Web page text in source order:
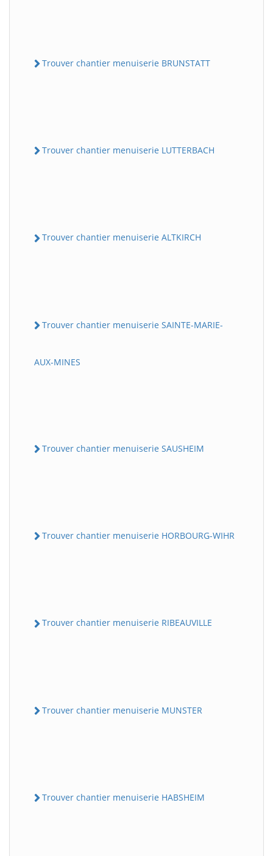
Trouver chantier menuiserie BRUNSTATT
Trouver chantier menuiserie LUTTERBACH
Trouver chantier menuiserie ALTKIRCH
Trouver chantier menuiserie SAINTE-MARIE-
AUX-MINES
Trouver chantier menuiserie SAUSHEIM
Trouver chantier menuiserie HORBOURG-WIHR
Trouver chantier menuiserie RIBEAUVILLE
Trouver chantier menuiserie MUNSTER
Trouver chantier menuiserie HABSHEIM